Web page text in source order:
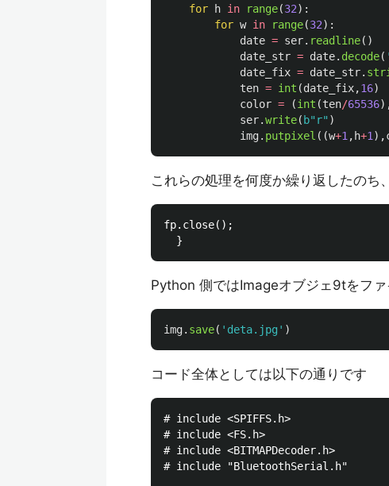
for
h in range(32):
for w in range(32):
date = ser. readline()
date_str = date. decode( '
date_fix = date_str.
ten = int (date_fix,16)
color = (int (ten/65536
ser.write( b" r" )
img. putpixel ((w+1 , h+1 ),
これらの処理を何度か繰り返したのち
fp.close();
Python 側ではImageオブジェ9tをフ
img. save( ' deta.jpg ' )
コード全体としては以下の通りです
# include <SPIFFS.h>
# include <FS.h>
# include <BITMAPDecoder.h>
# include "BluetoothSerial.h"